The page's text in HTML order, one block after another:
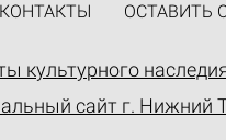
культурного
сайт г. Нижний
КОНТАКТЫ ОСТАВИТЬ